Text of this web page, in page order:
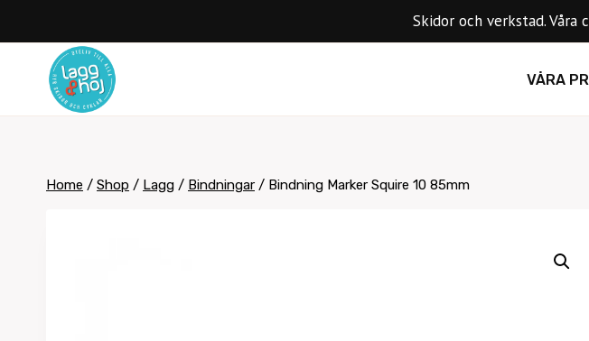
Skidor och verkstad. Våra
VÅRA
Home / Shop / Lagg / Bindningar / Bindning Marker Squire 10 85mm